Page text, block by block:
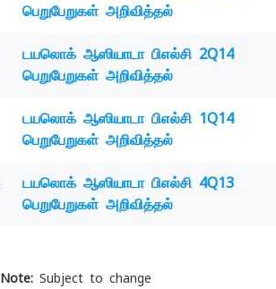
பெறுபேறுகள் அறிவித்தல்
டயலொக் ஆஸியாடா பிஎல்சி 2Q14
பெறுபேறுகள் அறிவித்தல்
டயலொக் ஆஸியாடா பிஎல்சி 1Q14
பெறுபேறுகள் அறிவித்தல்
டயலொக் ஆஸியாடா பிஎல்சி 4Q13
பெறுபேறுகள் அறிவித்தல்
Note:Subject to change